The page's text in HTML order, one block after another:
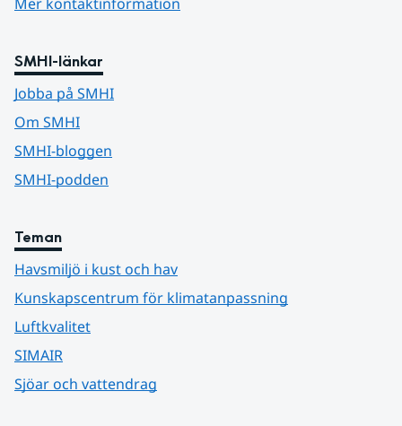
SMHI-länkar
Jobba på SMHI
Om SMHI
SMHI-bloggen
SMHI-podden
Teman
Havsmiljö i kust och hav
Kunskapscentrum för klimatanpassning
Luftkvalitet
SIMAIR
Sjöar och vattendrag